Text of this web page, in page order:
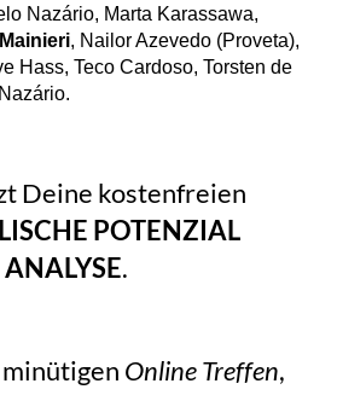
Nazário, Marta Karassawa,
, Nailor Azevedo (Proveta),
Hass, Teco Cardoso, Torsten de
Deine kostenfreien
POTENZIAL
ANALYSE.
Online Treffen,